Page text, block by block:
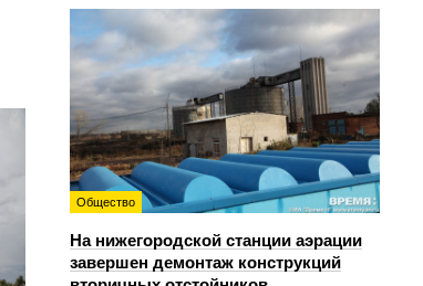
Общество
На нижегородской станции аэрации
завершен демонтаж конструкций